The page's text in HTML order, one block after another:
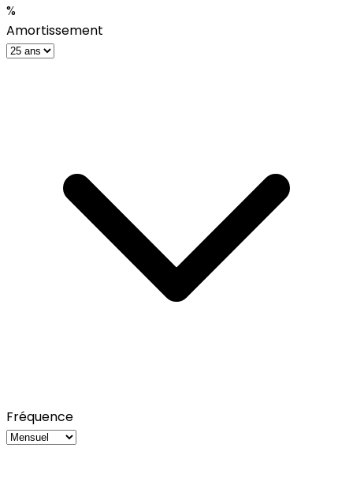
%
Amortissement
Fréquence